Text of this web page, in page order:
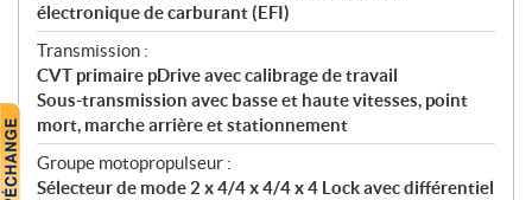
électronique de carburant (EFI)
Transmission :
CVT primaire pDrive avec calibrage de travail
Sous-transmission avec basse et haute vitesses, point
mort, marche arrière et stationnement
Groupe motopropulseur :
Sélecteur de mode 2 x 4/4 x 4/4 x 4 Lock avec différentiel